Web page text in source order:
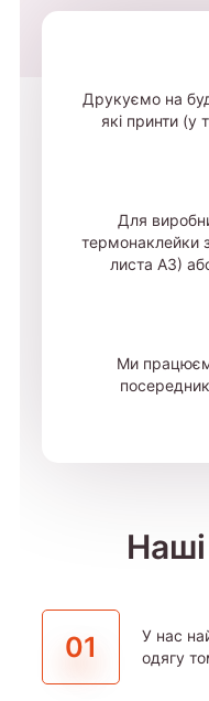
Друкуємо на
які принти (у
Для
термонаклейки
листа А3)
Ми
01
У нас
одягу